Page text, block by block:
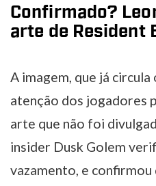
Confirmado?
arte de Resident
A imagem, que já circula
atenção dos jogadores
arte que não foi
insider Dusk Golem
vazamento, e confirmou